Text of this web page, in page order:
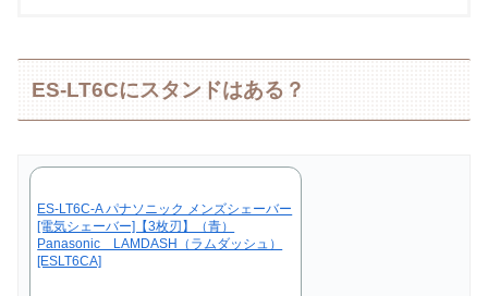
ES-LT6Cにスタンドはある？
ES-LT6C-A パナソニック メンズシェーバー
[電気シェーバー]【3枚刃】（青）
Panasonic LAMDASH（ラムダッシュ）
[ESLT6CA]